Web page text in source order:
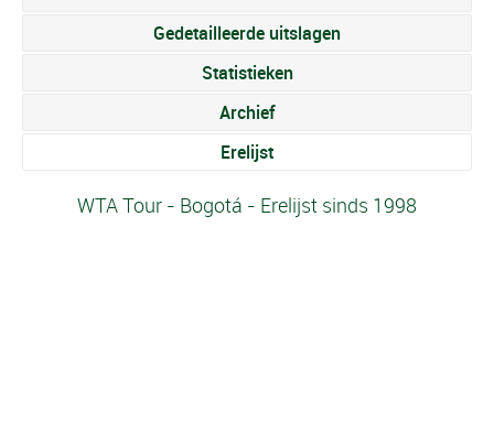
Gedetailleerde uitslagen
Statistieken
Archief
Erelijst
WTA Tour - Bogotá - Erelijst sinds 1998